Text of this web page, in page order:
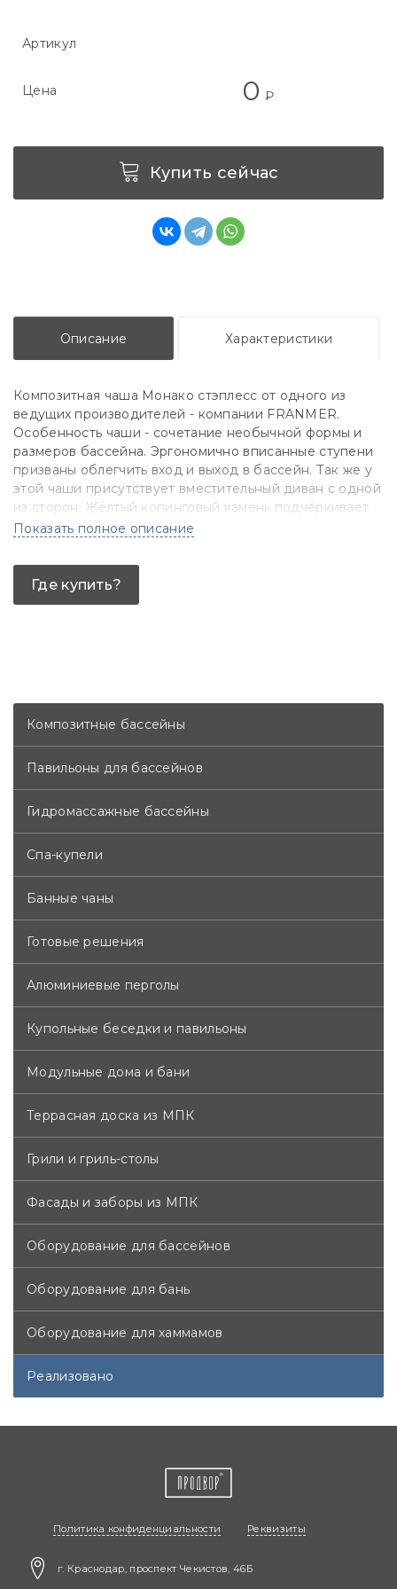
Композитные бассейны
Павильоны для бассейнов
Гидромассажные бассейны
Спа-купели
Банные чаны
Готовые решения
Алюминиевые перголы
Купольные беседки и павильоны
Модульные дома и бани
Террасная доска из МПК
Грили и гриль-столы
Фасады и заборы из МПК
Оборудование для бассейнов
Оборудование для бань
Оборудование для хаммамов
Реализовано
Артикул
Цена 0 ₽
Купить сейчас
Описание Характеристики
Композитная чаша Монако стэплесс от одного из
ведущих производителей - компании FRANMER.
Особенность чаши - сочетание необычной формы и
размеров бассейна. Эргономично вписанные ступени
призваны облегчить вход и выход в бассейн. Так же у
этой чаши присутствует вместительный диван с одной
из сторон. Жёлтый копинговый камень подчёркивает
естесственную форму бассейна и отлично смотрится в
Показать полное описание
Где купить?
Политика конфиденциальности Реквизиты
г. Краснодар, проспект Чекистов, 46Б​